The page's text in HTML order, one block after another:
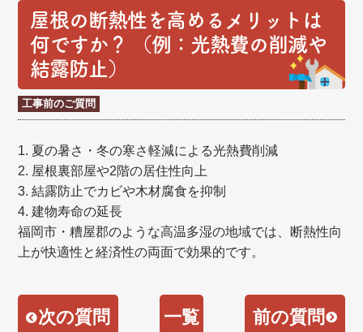
屋根の断熱性を高めるメリットは
何ですか？ （例：光熱費の削減や
結露防止）
工事前のご質問
1. 夏の暑さ・冬の寒さ軽減による光熱費削減
2. 屋根裏部屋や2階の居住性向上
3. 結露防止でカビや木材腐食を抑制
4. 建物寿命の延長
福岡市・糟屋郡のような高温多湿の地域では、断熱性向
上が快適性と経済性の両面で効果的です。
次の質問 一覧 前の質問